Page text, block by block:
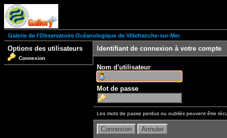
Galerie de l'Observatoire Océanologique de Villefranche-sur-Mer
Options des utilisateurs
Connexion
Identifiant de connexion à votre compte
Nom d'utilisateur
Mot de passe
Les mots de passe perdus ou oubliés peuvent être